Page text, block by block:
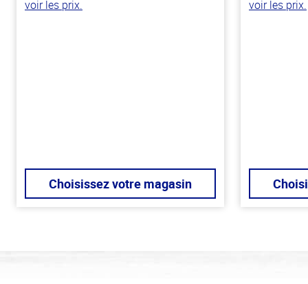
voir les prix.
Choisissez votre magasin
voir les prix.